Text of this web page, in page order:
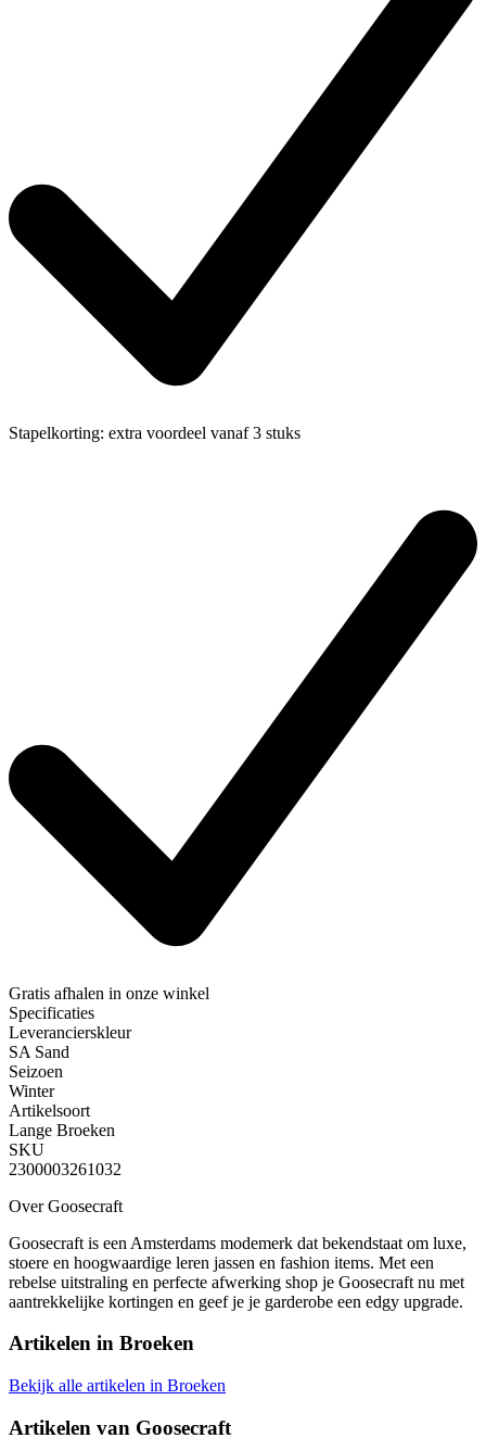
Stapelkorting: extra voordeel vanaf 3 stuks
Gratis afhalen in onze winkel
Specificaties
Leverancierskleur
SA Sand
Seizoen
Winter
Artikelsoort
Lange Broeken
SKU
2300003261032
Over Goosecraft
Goosecraft is een Amsterdams modemerk dat bekendstaat om luxe,
stoere en hoogwaardige leren jassen en fashion items. Met een
rebelse uitstraling en perfecte afwerking shop je Goosecraft nu met
aantrekkelijke kortingen en geef je je garderobe een edgy upgrade.
Artikelen in Broeken
Bekijk alle artikelen in Broeken
Artikelen van Goosecraft